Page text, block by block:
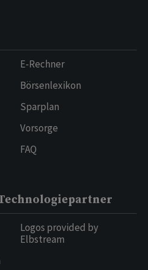
E-Rechner
Börsenlexikon
Sparplan
Vorsorge
FAQ
Logos provided by
Elbstream